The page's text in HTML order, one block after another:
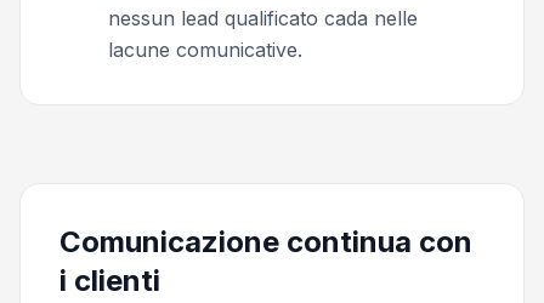
nessun lead qualificato cada nelle
lacune comunicative.
Comunicazione continua con
i clienti